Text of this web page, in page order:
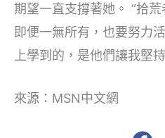
期望一直支撐著她。 “拾荒
即便一無所有，也要努力
上學到的，是他們讓我堅
來源：MSN中文網